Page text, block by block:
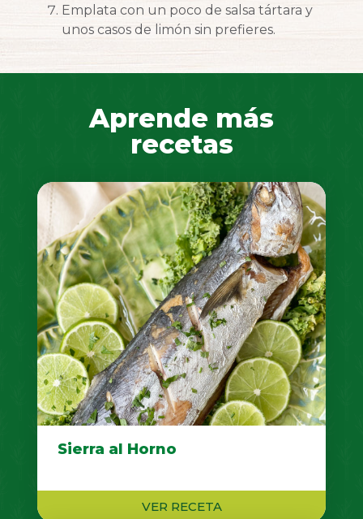
Emplata con un poco de salsa tártara y
unos casos de limón sin prefieres.
Aprende más
recetas
Sierra al Horno
VER RECETA